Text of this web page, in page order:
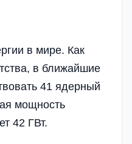
в мире. Как
в ближайшие
41 ядерный
мощность
42 ГВт.